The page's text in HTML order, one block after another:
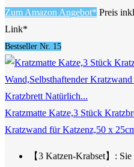
Zum Amazon Angebot* Preis
Link*
Bestseller Nr. 15
Kratzmatte Katze,3 Stück
Kratzwand für Katzenz,50 x
【3 Katzen-Krabset】: